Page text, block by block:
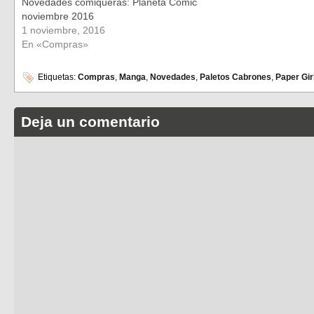
noviembre 2016
1 noviembre, 2016
En «Compras»
Etiquetas: Compras, Manga, Novedades, Paletos Cabrones, Paper
Deja un comentario